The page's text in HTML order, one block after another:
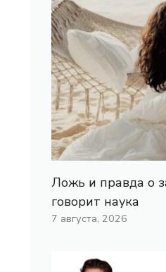
Ложь и правда о
говорит наука
7 августа, 2026